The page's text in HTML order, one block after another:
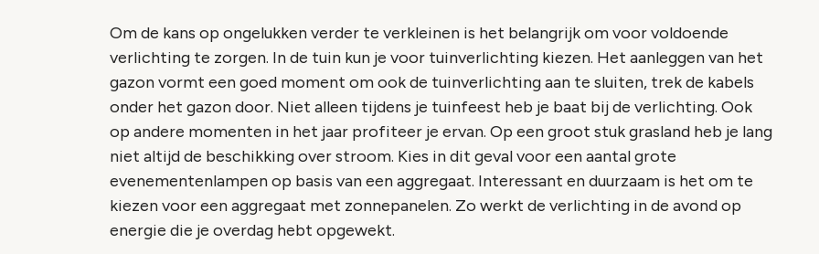
Om de kans op ongelukken verder te verkleinen is het belangrijk om voor voldoende
verlichting te zorgen. In de tuin kun je voor tuinverlichting kiezen. Het aanleggen van het
gazon vormt een goed moment om ook de tuinverlichting aan te sluiten, trek de kabels
onder het gazon door. Niet alleen tijdens je tuinfeest heb je baat bij de verlichting. Ook
op andere momenten in het jaar profiteer je ervan. Op een groot stuk grasland heb je lang
niet altijd de beschikking over stroom. Kies in dit geval voor een aantal grote
evenementenlampen op basis van een aggregaat. Interessant en duurzaam is het om te
kiezen voor een aggregaat met zonnepanelen. Zo werkt de verlichting in de avond op
energie die je overdag hebt opgewekt.